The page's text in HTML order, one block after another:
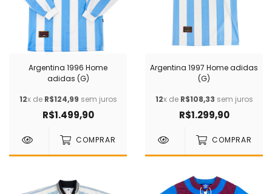
Argentina 1996 Home
adidas (G)
12x de R$124,99 sem juros
R$1.499,90
COMPRAR
Argentina 1997 Home adidas
(G)
12x de R$108,33 sem juros
R$1.299,90
COMPRAR